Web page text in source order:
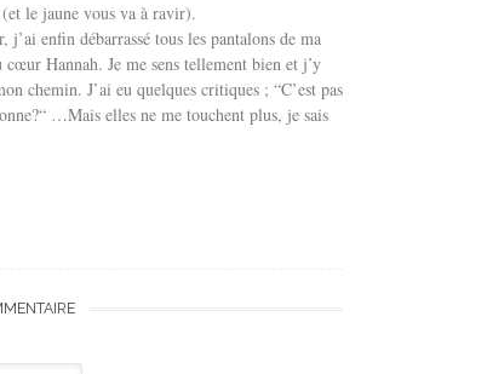
le jaune vous va à ravir).
enfin débarrassé tous les pantalons de ma
Hannah. Je me sens tellement bien et j’y
chemin. J’ai eu quelques critiques ; “C’est pas
…Mais elles ne me touchent plus, je sais